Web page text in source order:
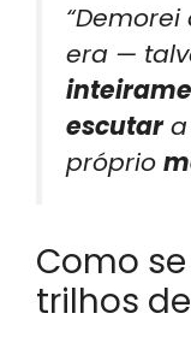
era —
escutara
próprio
Como
trilhos